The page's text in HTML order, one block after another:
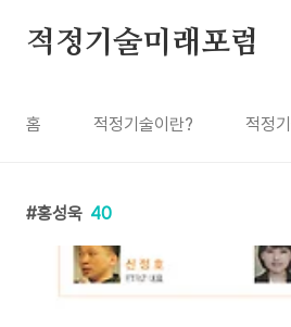
적정기술미래포럼
홈 적정기술이란? 적정
홍성욱 40